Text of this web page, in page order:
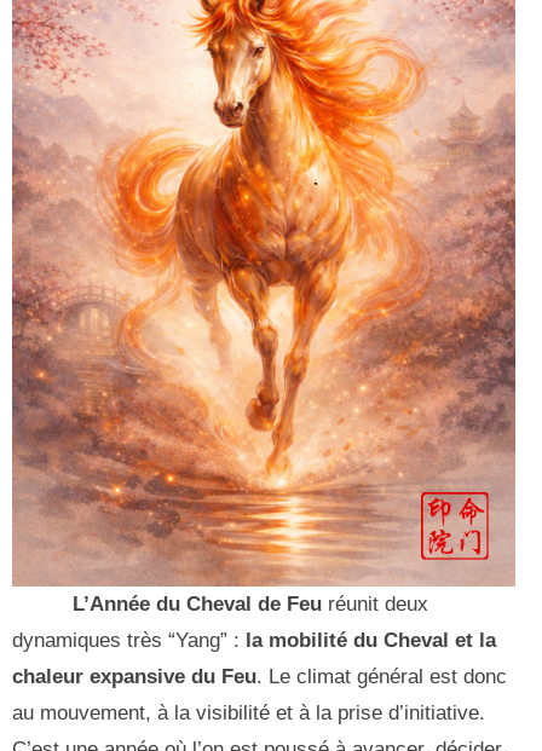
L’Année du Cheval de Feu réunit deux
dynamiques très “Yang” : la mobilité du Cheval et la
chaleur expansive du Feu. Le climat général est donc
au mouvement, à la visibilité et à la prise d’initiative.